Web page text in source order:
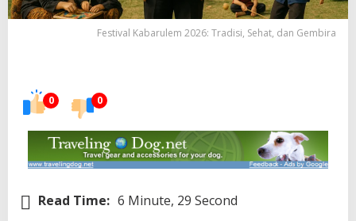
Festival Kabarulem 2026: Tradisi, Sehat, dan Gembira
0 0
Read Time: 6 Minute, 29 Second